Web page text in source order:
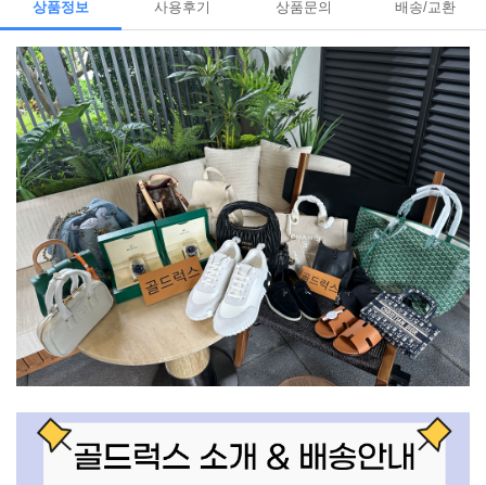
상품정보 사용후기 상품문의 배송/교환